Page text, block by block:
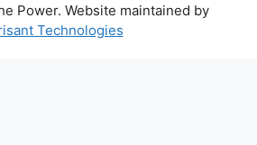
Power. Website maintained by
Technologies